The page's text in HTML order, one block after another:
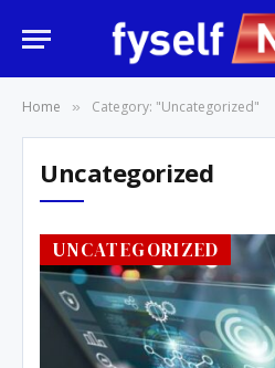
Home » Category: "Uncategorized"
Uncategorized
UNCATEGORIZED